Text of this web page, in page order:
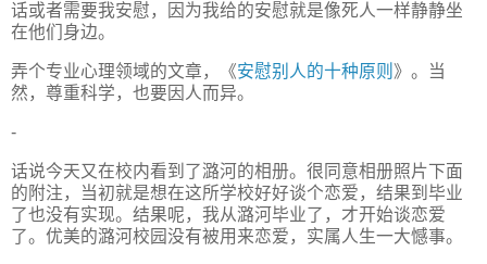
话或者需要我安慰，因为我给的安慰就是像死人一样静静坐
在他们身边。
弄个专业心理领域的文章，《安慰别人的十种原则 》。当
然，尊重科学，也要因人而异。
-
话说今天又在校内看到了潞河的相册。很同意相册照片下面
的附注，当初就是想在这所学校好好谈个恋爱，结果到毕业
了也没有实现。结果呢，我从潞河毕业了，才开始谈恋爱
了。优美的潞河校园没有被用来恋爱，实属人生一大憾事。